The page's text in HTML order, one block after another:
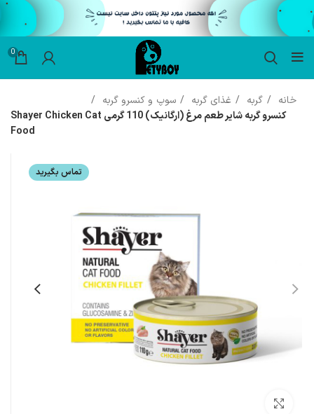
0
خانه گربه غذای گربه
سوپ و کنسرو گربه
کنسرو گربه‌ شایر طعم مرغ (ارگانیک) 110 گرمی Shayer Chicken Cat
Food
تماس بگیرید